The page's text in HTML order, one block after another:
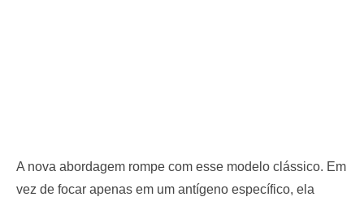
A nova abordagem rompe com esse modelo clássico. Em
vez de focar apenas em um antígeno específico, ela